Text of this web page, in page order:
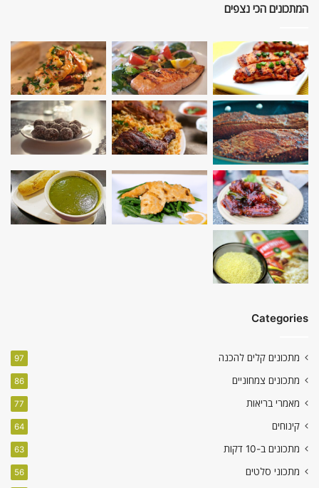
המתכונים הכי נצפים
Categories
מתכונים קלים להכנה 97
מתכונים צמחוניים 86
מאמרי בריאות 77
קינוחים 64
מתכונים ב-10 דקות 63
מתכוני סלטים 56